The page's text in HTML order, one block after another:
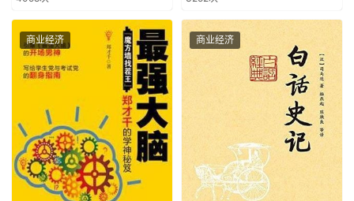
商业经济 商业经济